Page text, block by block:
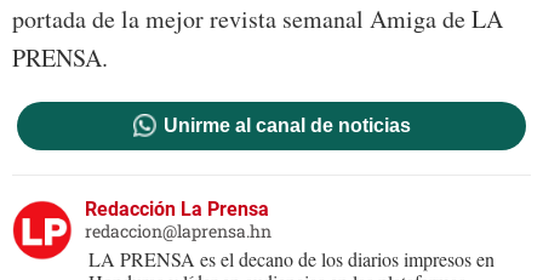
portada de la mejor revista semanal Amiga de LA
PRENSA.
Unirme al canal de noticias
Redacción La Prensa
redaccion@laprensa.hn
LA PRENSA es el decano de los diarios impresos en